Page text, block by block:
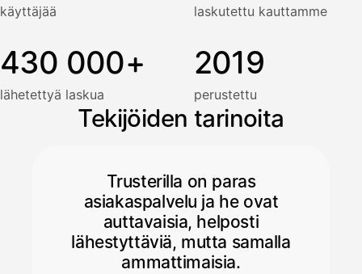
käyttäjää laskutettu kauttamme
430 000+
lähetettyä laskua
2019
perustettu
Tekijöiden tarinoita
Trusterilla on paras
asiakaspalvelu ja he ovat
auttavaisia, helposti
lähestyttäviä, mutta samalla
ammattimaisia.